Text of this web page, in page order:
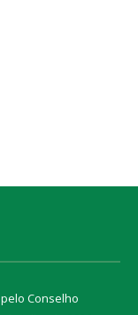
Conselho